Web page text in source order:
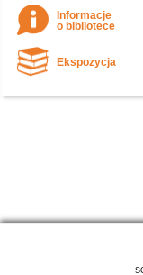
Informacje
o bibliotece
Ekspozycja